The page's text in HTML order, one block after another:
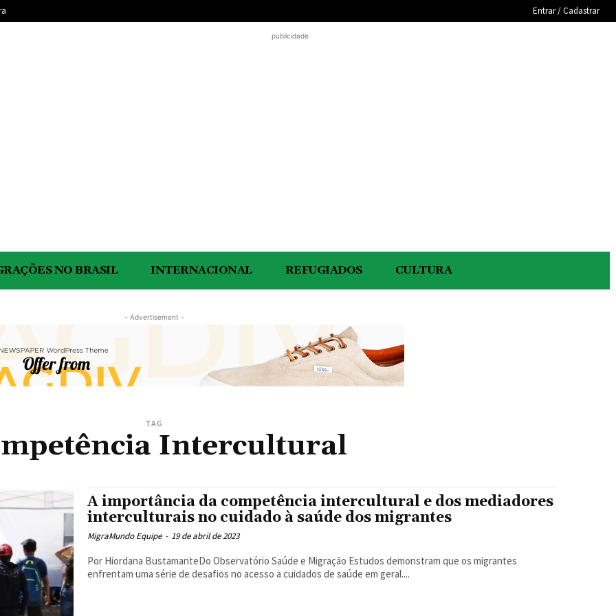
Entrar / Cadastrar
publicidade
NO BRASIL INTERNACIONAL REFUGIADOS CULTURA
- Advertisement -
TAG
Intercultural
A importância da competência intercultural e dos mediadores
interculturais no cuidado à saúde dos migrantes
MigraMundo Equipe - 19 de abril de 2023
Por Hiordana BustamanteDo Observatório Saúde e Migração Estudos demonstram que os migrantes
enfrentam uma série de desafios no acesso a cuidados de saúde em geral....